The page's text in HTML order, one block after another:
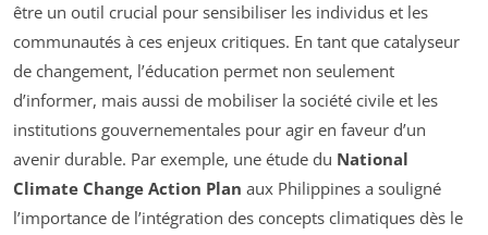
être un outil crucial pour sensibiliser les individus et les
communautés à ces enjeux critiques. En tant que catalyseur
de changement, l’éducation permet non seulement
d’informer, mais aussi de mobiliser la société civile et les
institutions gouvernementales pour agir en faveur d’un
avenir durable. Par exemple, une étude du National
Climate Change Action Plan aux Philippines a souligné
l’importance de l’intégration des concepts climatiques dès le